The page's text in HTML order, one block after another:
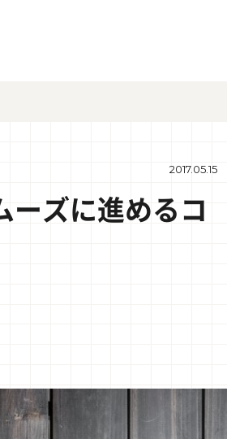
2017.05.15
ーズに進めるコ